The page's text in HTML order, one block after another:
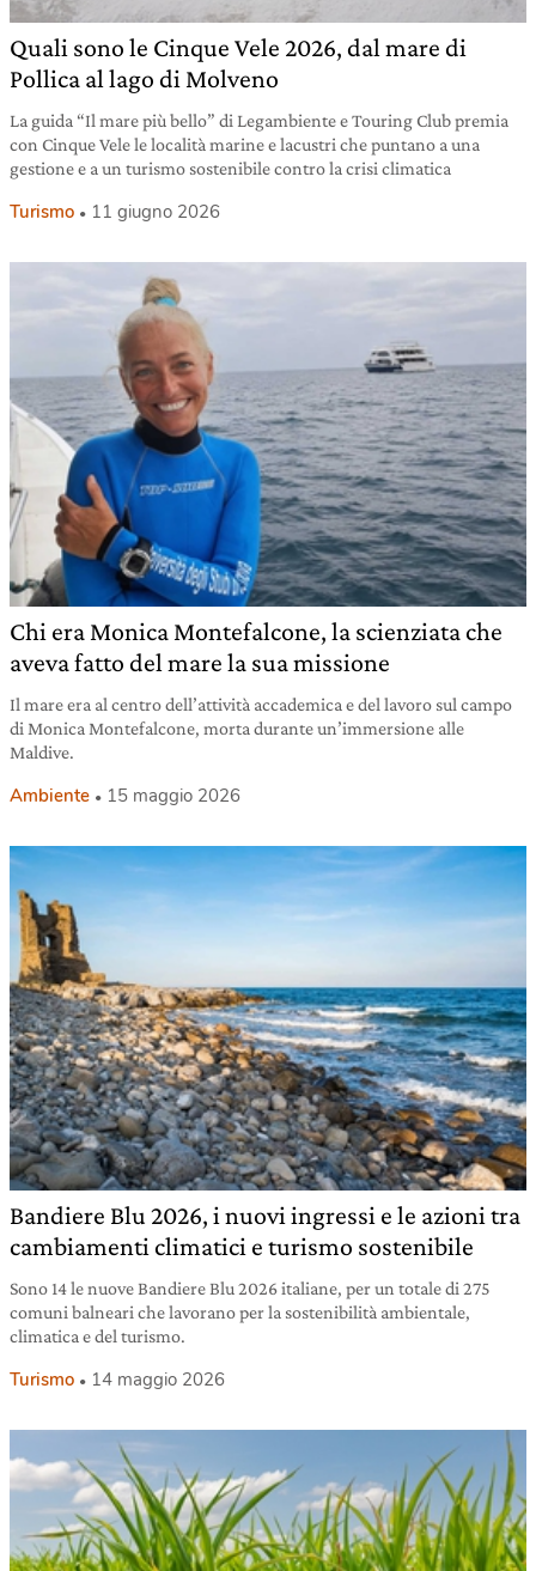
Quali sono le Cinque Vele 2026, dal mare di
Pollica al lago di Molveno
La guida “Il mare più bello” di Legambiente e Touring Club premia
con Cinque Vele le località marine e lacustri che puntano a una
gestione e a un turismo sostenibile contro la crisi climatica
Turismo 11 giugno 2026
Chi era Monica Montefalcone, la scienziata che
aveva fatto del mare la sua missione
Il mare era al centro dell’attività accademica e del lavoro sul campo
di Monica Montefalcone, morta durante un’immersione alle
Maldive.
Ambiente 15 maggio 2026
Bandiere Blu 2026, i nuovi ingressi e le azioni tra
cambiamenti climatici e turismo sostenibile
Sono 14 le nuove Bandiere Blu 2026 italiane, per un totale di 275
comuni balneari che lavorano per la sostenibilità ambientale,
climatica e del turismo.
Turismo 14 maggio 2026